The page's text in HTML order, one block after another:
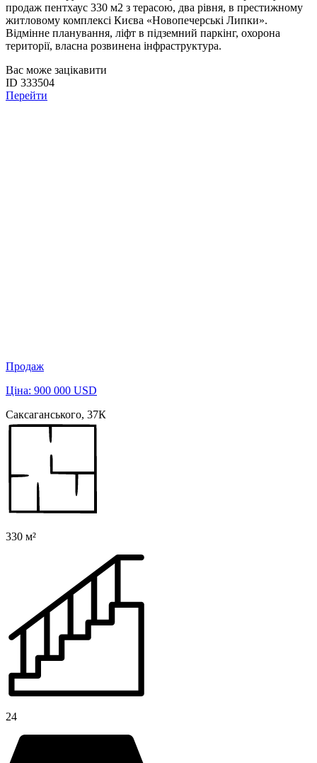
продаж пентхаус 330 м2 з терасою, два рівня, в престижному
житловому комплексі Києва «Новопечерські Липки».
Відмінне планування, ліфт в підземний паркінг, охорона
території, власна розвинена інфраструктура.
Вас може зацікавити
ID 333504
Перейти
Продаж
Ціна: 900 000 USD
Саксаганського, 37К
330 м²
24